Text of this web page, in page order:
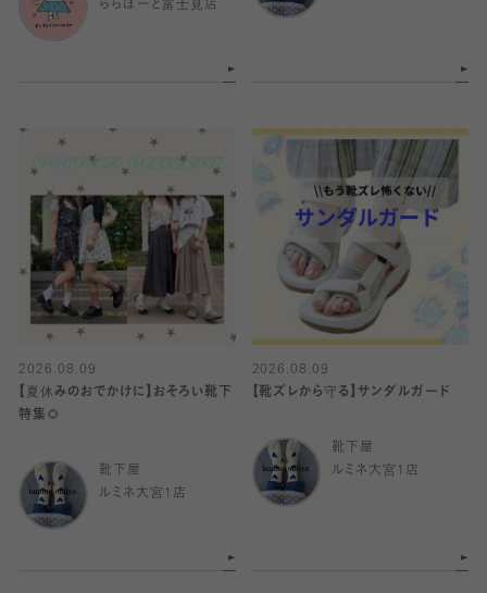
ららぽーと富士見店
2026.08.09
【夏休みのおでかけに】おそろい靴下
特集🌻
靴下屋
ルミネ大宮1店
2026.08.09
【靴ズレから守る】サンダルガード
靴下屋
ルミネ大宮1店